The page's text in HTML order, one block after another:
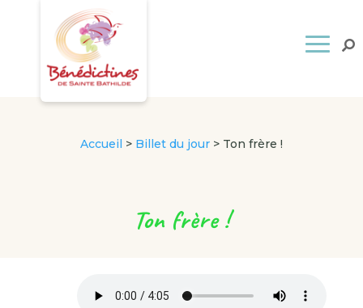
Accueil > Billet du jour> Ton frère !
Ton frère !